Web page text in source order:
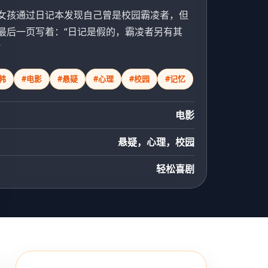
孩通过日记本发现自己曾是校园霸凌者，但
后一页写着：“日记是假的，霸凌者另有其
#电影 #悬疑 #心理 #校园 #记忆
电影
悬疑，心理，校园
轻松喜剧